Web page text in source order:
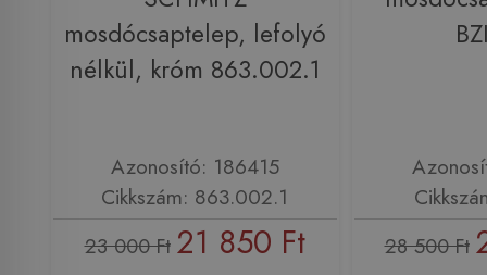
mosdócsaptelep, lefolyó
nélkül, króm 863.002.1
Azonosító: 186415
Cikkszám: 863.002.1
23 000 Ft 21 850 Ft 28 500 Ft